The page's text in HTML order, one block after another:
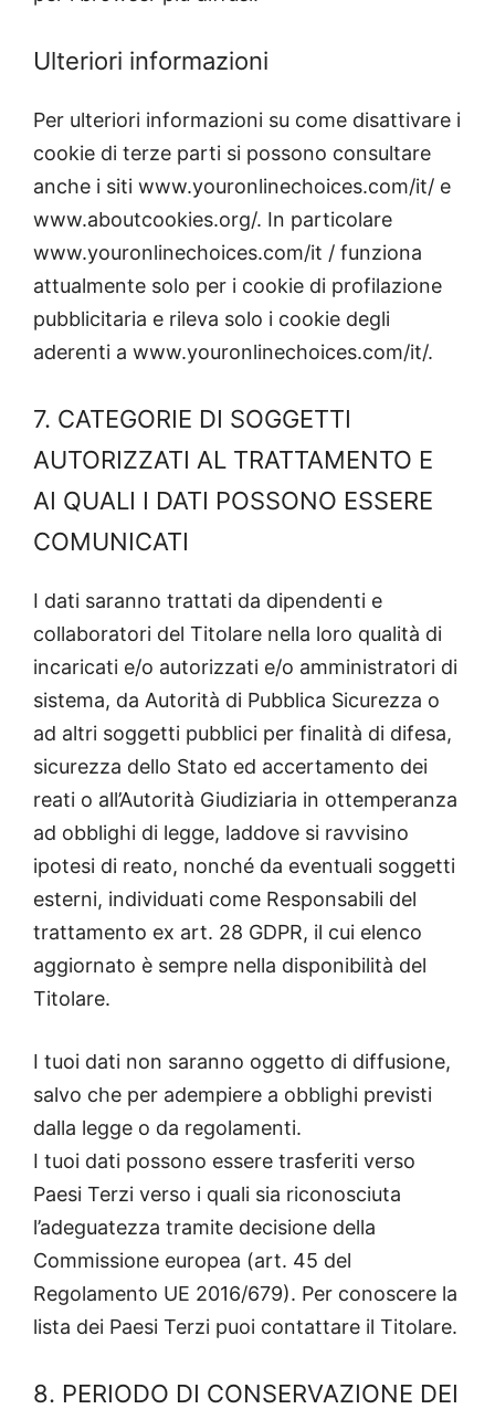
Ulteriori informazioni
Per ulteriori informazioni su come disattivare i
cookie di terze parti si possono consultare
anche i siti www.youronlinechoices.com/it/ e
www.aboutcookies.org/. In particolare
www.youronlinechoices.com/it / funziona
attualmente solo per i cookie di profilazione
pubblicitaria e rileva solo i cookie degli
aderenti a www.youronlinechoices.com/it/.
7. CATEGORIE DI SOGGETTI
AUTORIZZATI AL TRATTAMENTO E
AI QUALI I DATI POSSONO ESSERE
COMUNICATI
I dati saranno trattati da dipendenti e
collaboratori del Titolare nella loro qualità di
incaricati e/o autorizzati e/o amministratori di
sistema, da Autorità di Pubblica Sicurezza o
ad altri soggetti pubblici per finalità di difesa,
sicurezza dello Stato ed accertamento dei
reati o all’Autorità Giudiziaria in ottemperanza
ad obblighi di legge, laddove si ravvisino
ipotesi di reato, nonché da eventuali soggetti
esterni, individuati come Responsabili del
trattamento ex art. 28 GDPR, il cui elenco
aggiornato è sempre nella disponibilità del
Titolare.
I tuoi dati non saranno oggetto di diffusione,
salvo che per adempiere a obblighi previsti
dalla legge o da regolamenti.
I tuoi dati possono essere trasferiti verso
Paesi Terzi verso i quali sia riconosciuta
l’adeguatezza tramite decisione della
Commissione europea (art. 45 del
Regolamento UE 2016/679). Per conoscere la
lista dei Paesi Terzi puoi contattare il Titolare.
8. PERIODO DI CONSERVAZIONE DEI